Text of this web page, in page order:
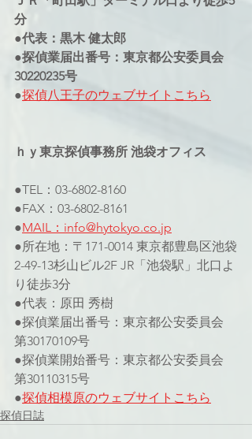
分
●代表：黒木 健太郎
●探偵業届出番号：東京都公安委員会
30220235号
●探偵八王子のウェブサイトこちら
ｈｙ東京探偵事務所 池袋オフィス
●TEL：03-6802-8160
●FAX：03-6802-8161
●MAIL：info@hytokyo.co.jp
●所在地：〒171-0014 東京都豊島区池袋
2-49-13杉山ビル2F JR「池袋駅」北口よ
り徒歩3分
●代表：原田 秀樹
●探偵業届出番号：東京都公安委員会
第30170109号
●探偵業開始番号：東京都公安委員会
第30110315号
●探偵相模原のウェブサイト こちら
探偵日誌